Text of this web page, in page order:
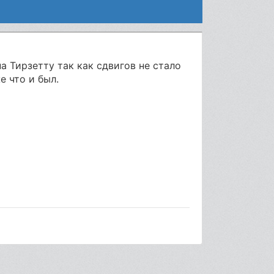
так как сдвигов не стало
что и был.